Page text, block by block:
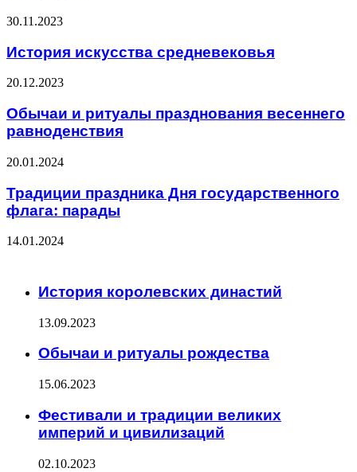
30.11.2023
История искусства средневековья
20.12.2023
Обычаи и ритуалы празднования весеннего
равноденствия
20.01.2024
Традиции праздника Дня государственного
флага: парады
14.01.2024
История королевских династий
13.09.2023
Обычаи и ритуалы рождества
15.06.2023
Фестивали и традиции великих
империй и цивилизаций
02.10.2023